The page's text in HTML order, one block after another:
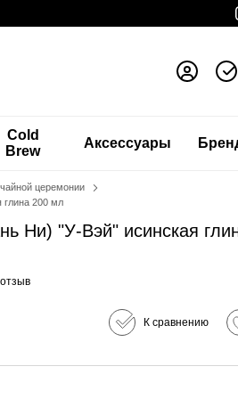
Cold
Brew
Аксессуары
церемонии
200 мл
Ни) "У-Вэй" исинская
К сравнению